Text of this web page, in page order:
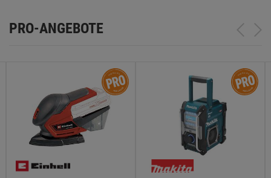
PRO-ANGEBOTE